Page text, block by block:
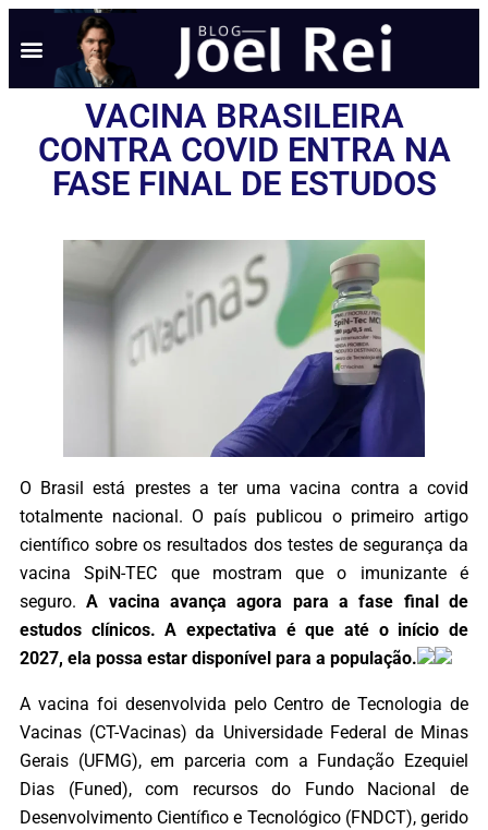
VACINA BRASILEIRA
CONTRA COVID ENTRA NA
FASE FINAL DE ESTUDOS
O Brasil está prestes a ter uma vacina contra a covid
totalmente nacional. O país publicou o primeiro artigo
científico sobre os resultados dos testes de segurança da
vacina SpiN-TEC que mostram que o imunizante é
seguro.A vacina avança agora para a fase final de
estudos clínicos. A expectativa é que até o início de
2027, ela possa estar disponível para a população.
A vacina foi desenvolvida pelo Centro de Tecnologia de
Vacinas (CT-Vacinas) da Universidade Federal de Minas
Gerais (UFMG), em parceria com a Fundação Ezequiel
Dias (Funed), com recursos do Fundo Nacional de
Desenvolvimento Científico e Tecnológico (FNDCT), gerido